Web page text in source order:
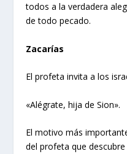
todos a la verdadera
de todo pecado.
Zacarías
El profeta invita a los
«Alégrate, hija de Sion».
El motivo más
del profeta que